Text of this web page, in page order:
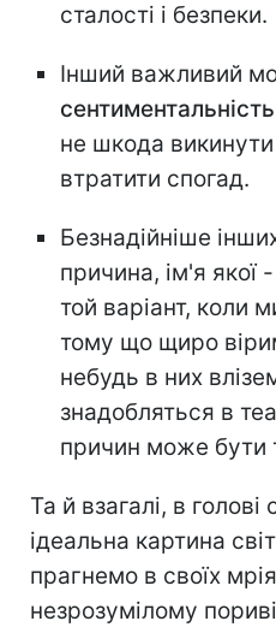
сталості і безпеки.
Інший важливий
не шкода
втратити спогад.
Безнадійніше
причина, ім'я якої -
той варіант, коли
тому що щиро
небудь в них
знадобляться в
причин може бути
Та й взагалі, в
ідеальна картина
прагнемо в своїх
незрозумілому